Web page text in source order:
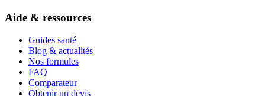
Aide & ressources
Guides santé
Blog & actualités
Nos formules
FAQ
Comparateur
Obtenir un devis